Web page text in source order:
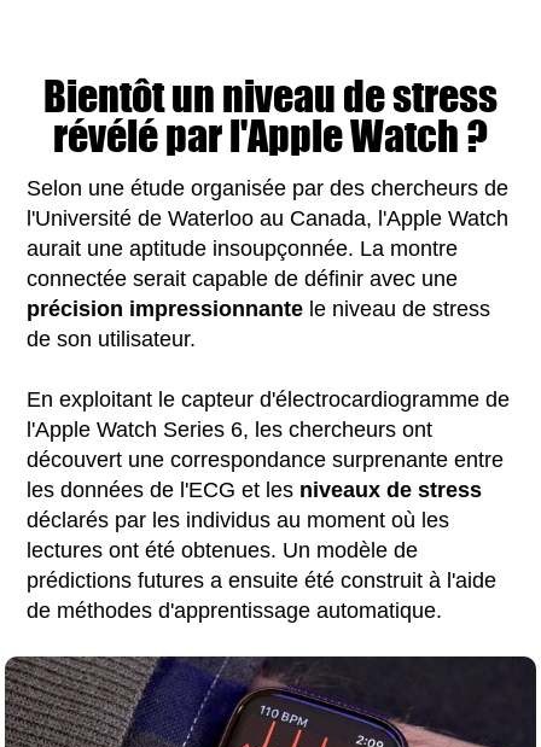
Bientôt un niveau de stress
révélé par l'Apple Watch ?
Selon une étude organisée par des chercheurs de
l'Université de Waterloo au Canada, l'Apple Watch
aurait une aptitude insoupçonnée. La montre
connectée serait capable de définir avec une
précision impressionnante le niveau de stress
de son utilisateur.
En exploitant le capteur d'électrocardiogramme de
l'Apple Watch Series 6, les chercheurs ont
découvert une correspondance surprenante entre
les données de l'ECG et les niveaux de stress
déclarés par les individus au moment où les
lectures ont été obtenues. Un modèle de
prédictions futures a ensuite été construit à l'aide
de méthodes d'apprentissage automatique.